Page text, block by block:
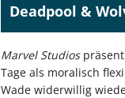
Deadpool &
Marvel Studios
Tage als moralisch
Wade widerwillig